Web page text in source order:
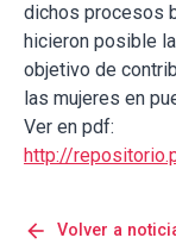
dichos procesos
hicieron posible
objetivo de
las mujeres en
Ver en pdf:
http://
arrow_back Volver a